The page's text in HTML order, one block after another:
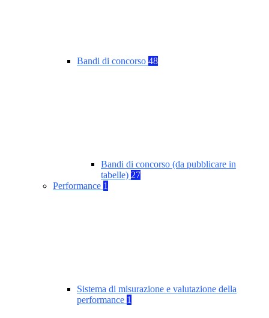
Bandi di concorso 48
Bandi di concorso (da pubblicare in
tabelle) 27
Performance 1
Sistema di misurazione e valutazione della
performance 1